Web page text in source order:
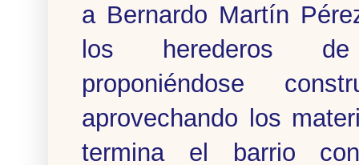
a Bernardo Martín
los herederos
proponiéndose
aprovechando los
termina el barrio